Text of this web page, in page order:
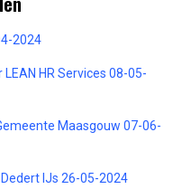
2024
HR Services 08-05-
Maasgouw 07-06-
IJs 26-05-2024